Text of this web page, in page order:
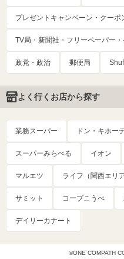
プレゼントキャンペーン・クーポ
TV局・新聞社・フリーペーパー
政党・政治 郵便局
よく行くお店から探す
業務スーパー ドン・キホー
スーパーみらべる イオン
マルエツ ライフ（関西エリア
サミット コープこうべ
デイリーカナート
©ONE COMPATH